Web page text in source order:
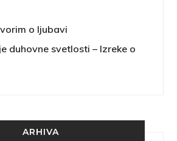
o ljubavi
duhovne svetlosti – Izreke o
ARHIVA